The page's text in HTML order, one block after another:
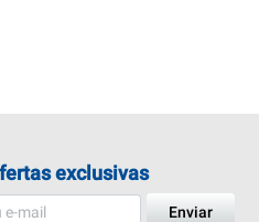
exclusivas
Enviar